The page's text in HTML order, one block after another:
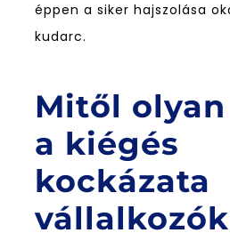
éppen a siker hajszolása
kudarc.
Mitől
a kiégés
kockázata